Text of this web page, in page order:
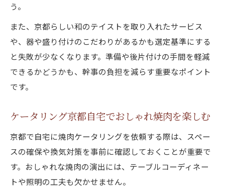
う。
また、京都らしい和のテイストを取り入れたサービス
や、器や盛り付けのこだわりがあるかも選定基準にする
と失敗が少なくなります。準備や後片付けの手間を軽減
できるかどうかも、幹事の負担を減らす重要なポイント
です。
ケータリング京都自宅でおしゃれ焼肉を楽しむ
京都で自宅に焼肉ケータリングを依頼する際は、スペー
スの確保や換気対策を事前に確認しておくことが重要で
す。おしゃれな焼肉の演出には、テーブルコーディネー
トや照明の工夫も欠かせません。